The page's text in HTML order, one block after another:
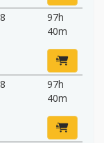
97h
40m
97h
40m